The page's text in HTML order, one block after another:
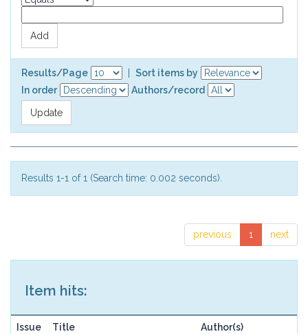
Results/Page
Sort items by
In order
Authors/record
Results 1-1 of 1 (Search time: 0.002 seconds).
previous 1 next
Item hits:
Issue Title Author(s)